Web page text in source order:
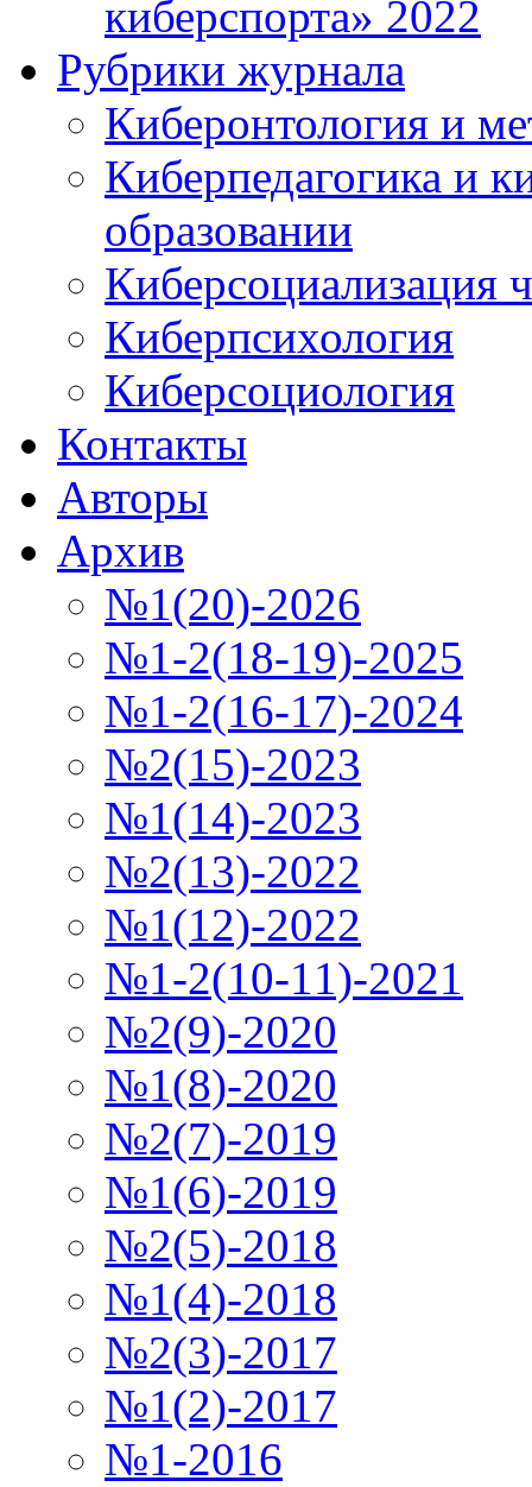
киберспорта» 2022
Рубрики журнала
Киберонтология и
Киберпедагогика и
образовании
Киберсоциализация
Киберпсихология
Киберсоциология
Контакты
Авторы
Архив
№1(20)-2026
№1-2(18-19)-2025
№1-2(16-17)-2024
№2(15)-2023
№1(14)-2023
№2(13)-2022
№1(12)-2022
№1-2(10-11)-2021
№2(9)-2020
№1(8)-2020
№2(7)-2019
№1(6)-2019
№2(5)-2018
№1(4)-2018
№2(3)-2017
№1(2)-2017
№1-2016